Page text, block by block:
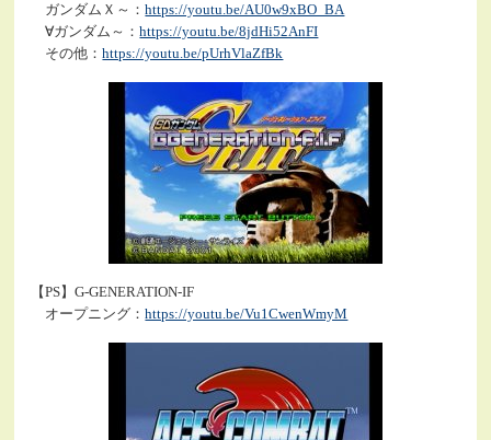
ガンダムＸ～：https://youtu.be/AU0w9xBO_BA
∀ガンダム～：https://youtu.be/8jdHi52AnFI
その他：https://youtu.be/pUrhVlaZfBk
【PS】G-GENERATION-IF
オープニング：https://youtu.be/Vu1CwenWmyM